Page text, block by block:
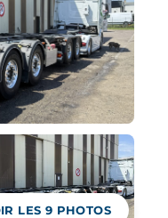
LES 9 PHOTOS